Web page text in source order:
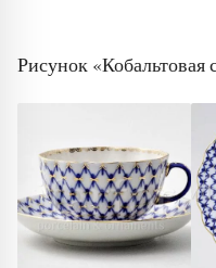
Рисунок «Кобальтовая